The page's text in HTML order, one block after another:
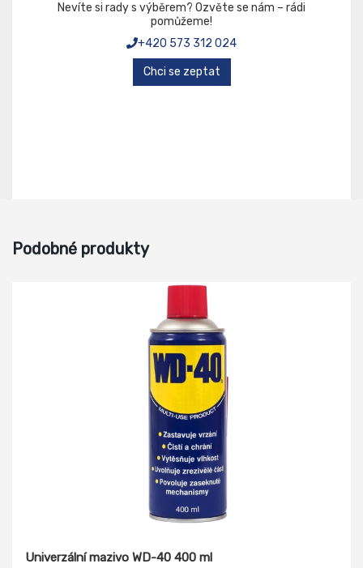
Nevíte si rady s výběrem? Ozvěte se nám – rádi
pomůžeme!
+420 573 312 024
Chci se zeptat
Podobné produkty
Univerzální mazivo WD-40 400 ml